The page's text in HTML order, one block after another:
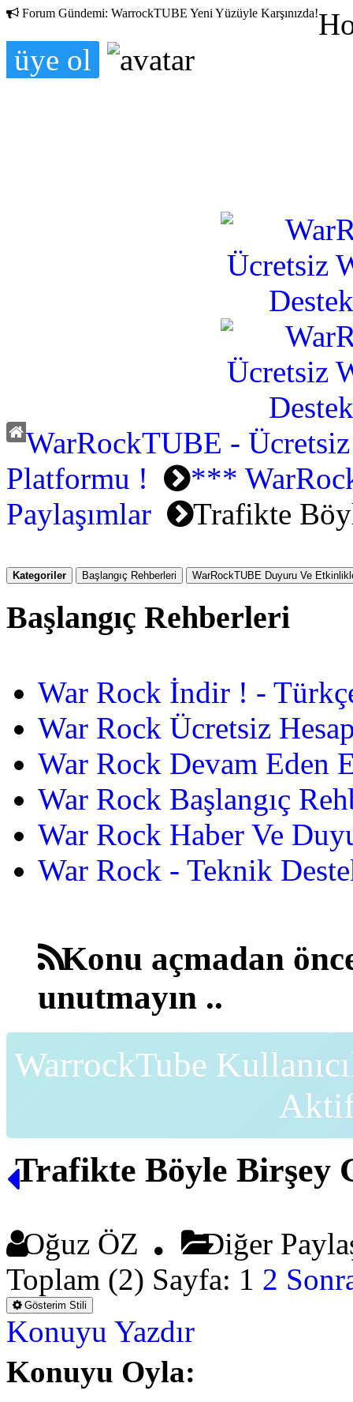
Forum Gündemi: WarrockTUBE Yeni Yüzüyle Karşınızda!
üye ol
WarRockTUBE -
Platformu !
***
Paylaşımlar
Trafikte
Kategoriler Başlangıç Rehberleri WarRockTUBE Duyuru Ve
Başlangıç Rehberleri
War Rock İndir ! -
War Rock Ücretsiz
War Rock Devam Eden
War Rock Başlangıç
War Rock Haber Ve
War Rock - Teknik
Konu açmadan
unutmayın ..
WarrockTube
Trafikte Böyle Birşey
Oğuz ÖZ
Diğer
Toplam (2) Sayfa: 1 2
Gösterim Stili
Konuyu Yazdır
Konuyu Oyla: